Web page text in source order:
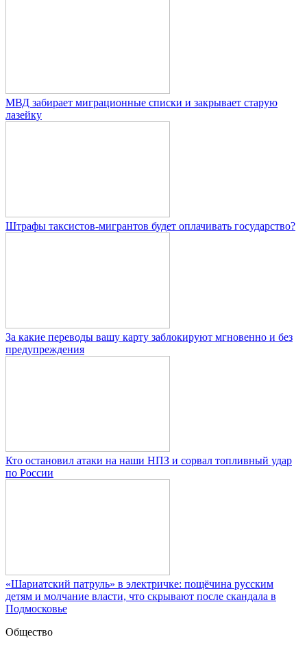
МВД забирает миграционные списки и закрывает старую
лазейку
Штрафы таксистов-мигрантов будет оплачивать государство?
За какие переводы вашу карту заблокируют мгновенно и без
предупреждения
Кто остановил атаки на наши НПЗ и сорвал топливный удар
по России
«Шариатский патруль» в электричке: пощёчина русским
детям и молчание власти, что скрывают после скандала в
Подмосковье
Общество